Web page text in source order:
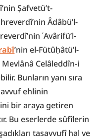
Ṣafvetü’t-
Âdâbü’l-
ʿAvârifü’l-
’nin el-Fütûḥâtü’l-
Mevlânâ Celâleddîn-i
Bunların yanı sıra
ehlinin
bir araya getiren
Bu eserlerde sûfîlerin
tasavvufî hal ve